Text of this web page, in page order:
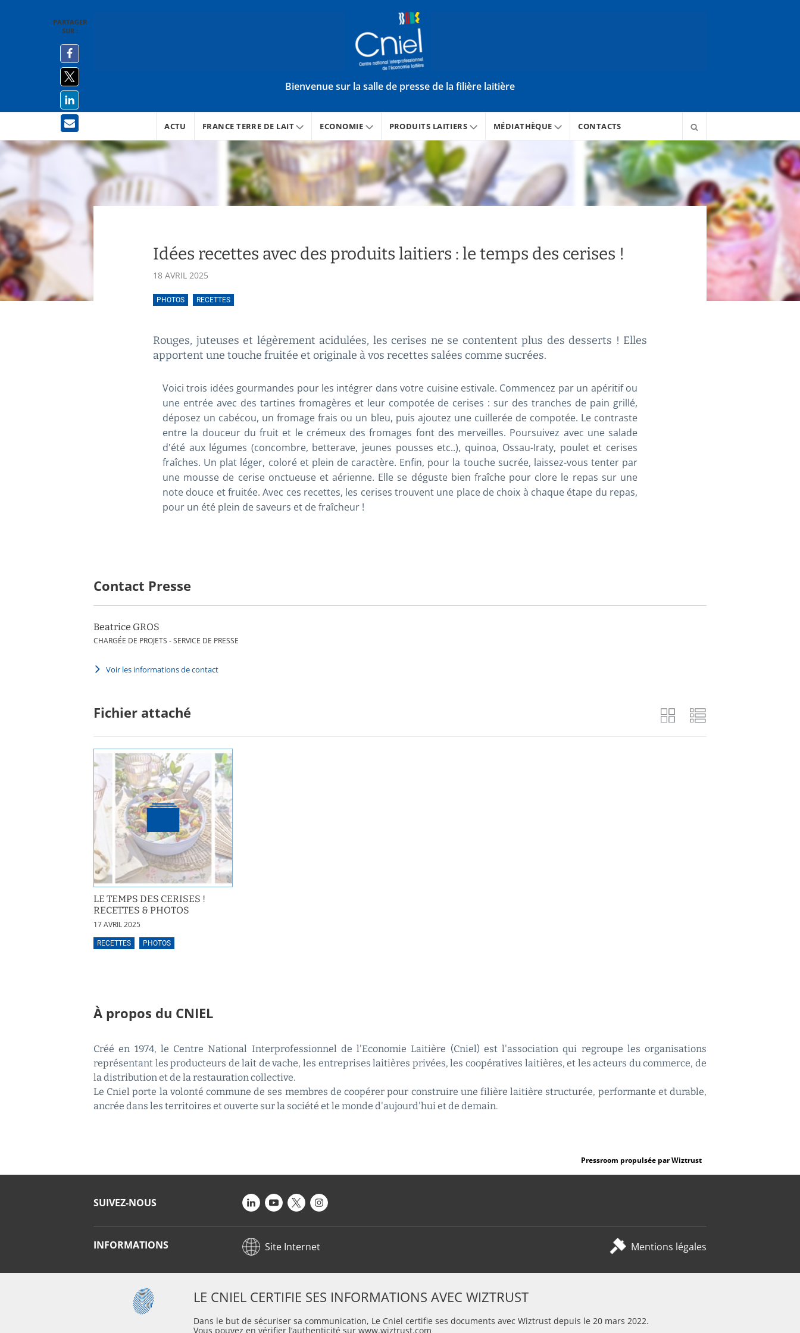
Bienvenue sur la salle de presse de la filière laitière
ACTU FRANCE TERRE DE LAIT ECONOMIE PRODUITS LAITIERS MÉDIATHÈQUE CONTACTS
Idées recettes avec des produits laitiers : le temps des cerises !
18 AVRIL 2025
PHOTOS RECETTES
Rouges, juteuses et légèrement acidulées, les cerises ne se contentent plus des desserts ! Elles
apportent une touche fruitée et originale à vos recettes salées comme sucrées.
PARTAGER
SUR :
Voici trois idées gourmandes pour les intégrer dans votre cuisine estivale. Commencez par un apéritif ou
une entrée avec des tartines fromagères et leur compotée de cerises : sur des tranches de pain grillé,
déposez un cabécou, un fromage frais ou un bleu, puis ajoutez une cuillerée de compotée. Le contraste
entre la douceur du fruit et le crémeux des fromages font des merveilles. Poursuivez avec une salade
d'été aux légumes (concombre, betterave, jeunes pousses etc..), quinoa, Ossau-Iraty, poulet et cerises
fraîches. Un plat léger, coloré et plein de caractère. Enfin, pour la touche sucrée, laissez-vous tenter par
une mousse de cerise onctueuse et aérienne. Elle se déguste bien fraîche pour clore le repas sur une
note douce et fruitée. Avec ces recettes, les cerises trouvent une place de choix à chaque étape du repas,
pour un été plein de saveurs et de fraîcheur !
Contact Presse
Beatrice GROS
CHARGÉE DE PROJETS - SERVICE DE PRESSE
Voir les informations de contact
Fichier attaché
LE TEMPS DES CERISES !
RECETTES & PHOTOS
17 AVRIL 2025
RECETTES PHOTOS
À propos du CNIEL
Créé en 1974, le Centre National Interprofessionnel de l'Economie Laitière (Cniel) est l'association qui regroupe les organisations
représentant les producteurs de lait de vache, les entreprises laitières privées, les coopératives laitières, et les acteurs du commerce, de
la distribution et de la restauration collective.
Le Cniel porte la volonté commune de ses membres de coopérer pour construire une filière laitière structurée, performante et durable,
ancrée dans les territoires et ouverte sur la société et le monde d'aujourd'hui et de demain.
Pressroom propulsée par Wiztrust
SUIVEZ-NOUS
INFORMATIONS Site Internet Mentions légales
LE CNIEL CERTIFIE SES INFORMATIONS AVEC WIZTRUST
Dans le but de sécuriser sa communication, Le Cniel certifie ses documents avec Wiztrust depuis le 20 mars 2022.
Vous pouvez en vérifier l’authenticité sur www.wiztrust.com